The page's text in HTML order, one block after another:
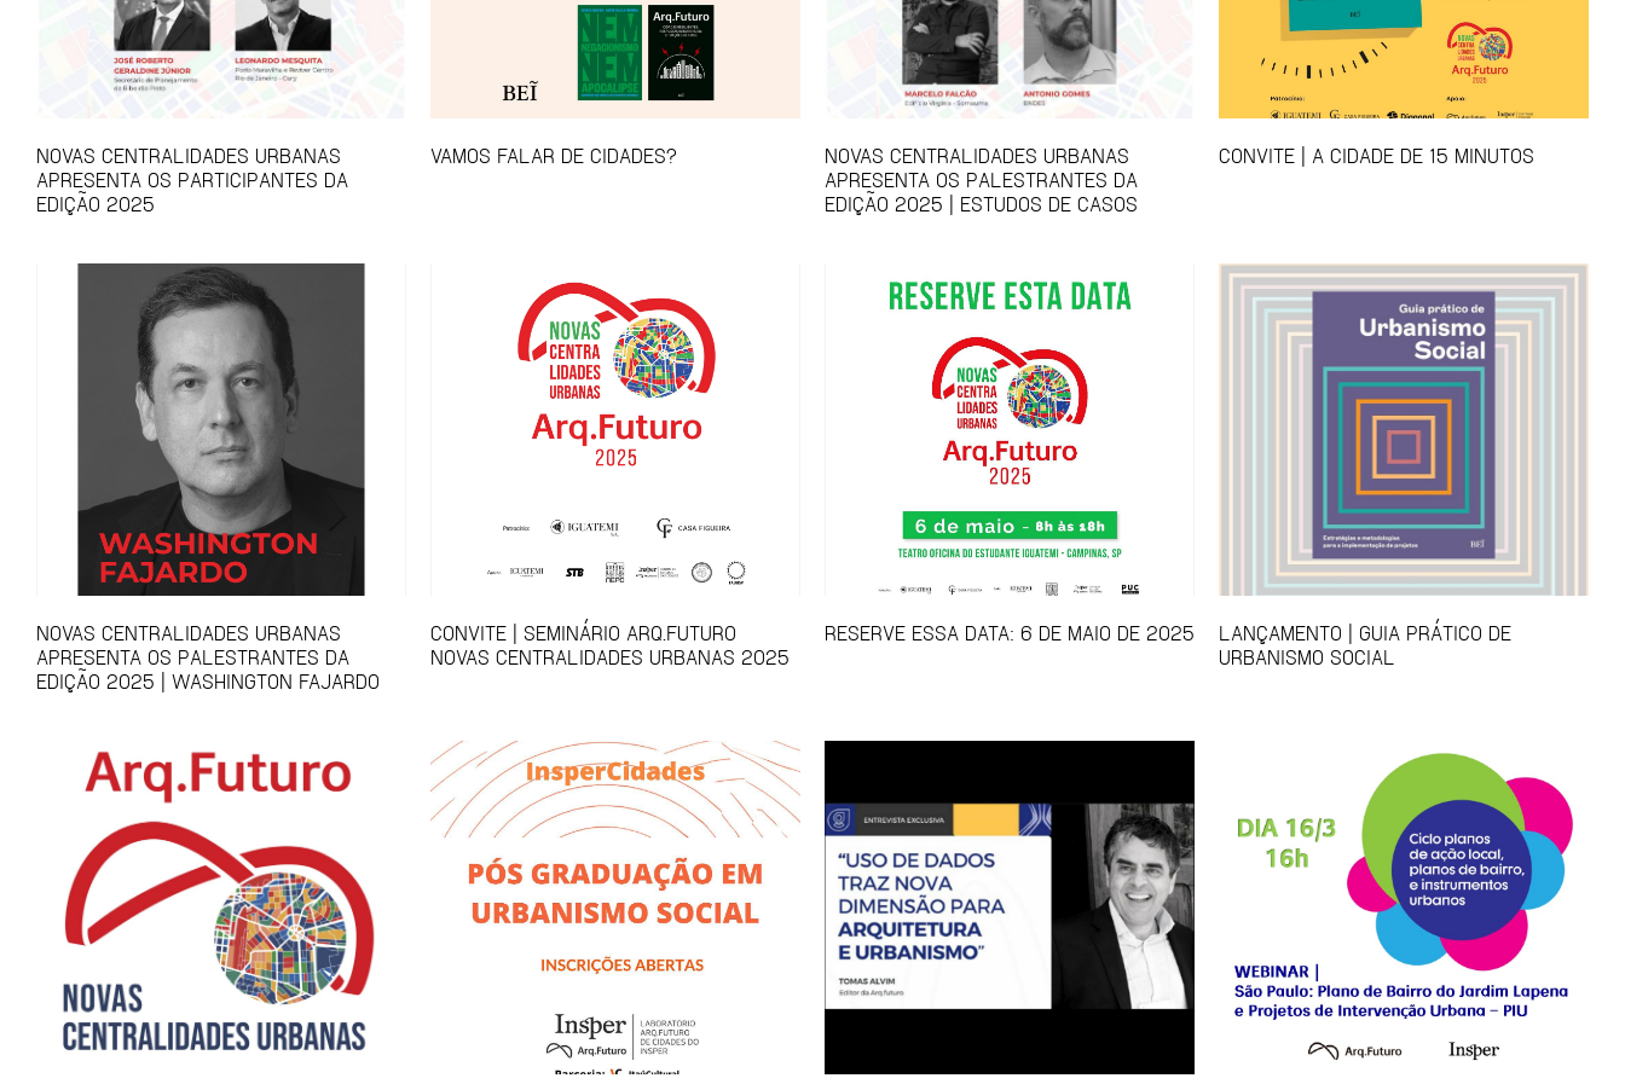
NOVAS CENTRALIDADES URBANAS
APRESENTA OS PARTICIPANTES DA
EDIÇÃO 2025
VAMOS FALAR DE CIDADES?
NOVAS CENTRALIDADES URBANAS
APRESENTA OS PALESTRANTES DA
EDIÇÃO 2025 | ESTUDOS DE CASOS
CONVITE | A CIDADE DE 15 MINUTOS
NOVAS CENTRALIDADES URBANAS
APRESENTA OS PALESTRANTES DA
EDIÇÃO 2025 | WASHINGTON FAJARDO
CONVITE | SEMINÁRIO ARQ.FUTURO
NOVAS CENTRALIDADES URBANAS 2025
RESERVE ESSA DATA: 6 DE MAIO DE 2025
LANÇAMENTO | GUIA PRÁTICO DE
URBANISMO SOCIAL